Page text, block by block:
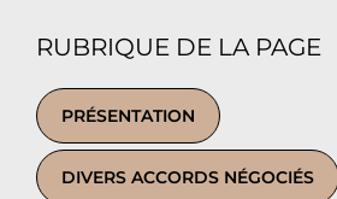
RUBRIQUE DE LA PAGE
PRÉSENTATION
DIVERS ACCORDS NÉGOCIÉS